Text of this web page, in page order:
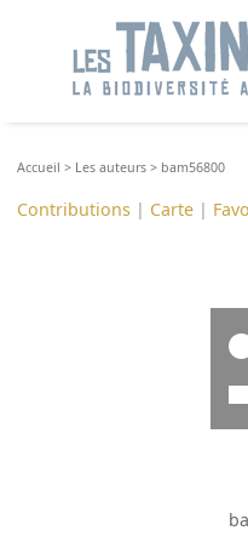
Accueil > Les auteurs > bam56800
Contributions | Carte |